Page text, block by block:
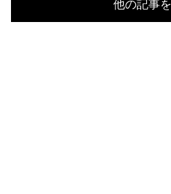
他の記事